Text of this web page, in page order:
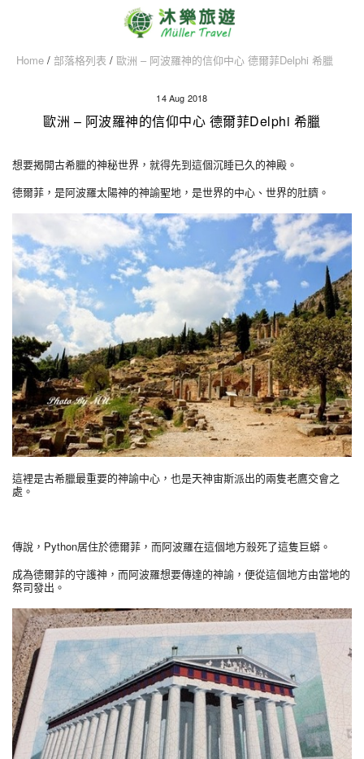
Home / 部落格列表 / 歐洲 – 阿波羅神的信仰中心 德爾菲Delphi 希臘
14 Aug 2018
歐洲 – 阿波羅神的信仰中心 德爾菲Delphi 希臘
想要揭開古希臘的神秘世界，就得先到這個沉睡已久的神殿。
德爾菲，是阿波羅太陽神的神諭聖地，是世界的中心、世界的肚臍。
這裡是古希臘最重要的神諭中心，也是天神宙斯派出的兩隻老鷹交會之
處。
傳說，Python居住於德爾菲，而阿波羅在這個地方殺死了這隻巨蟒。
成為德爾菲的守護神，而阿波羅想要傳達的神諭，便從這個地方由當地的
祭司發出。